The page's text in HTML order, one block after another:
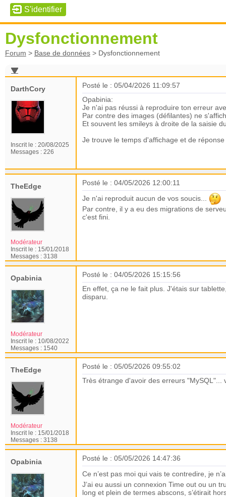
Dysfonctionnement
Forum > Base de données> Dysfonctionnement
DarthCory
Inscrit le : 20/08/2025
Messages : 226
Posté le : 05/04/2026 11:09:57
Opabinia:
Je n'ai pas réussi à reproduire ton erreur
Par contre des images (défilantes) ne
Et souvent les smileys à droite de la saisie
Je trouve le temps d'affichage et de
TheEdge
Modérateur
Inscrit le : 15/01/2018
Messages : 3138
Posté le : 04/05/2026 12:00:11
Je n'ai reproduit aucun de vos soucis...
Par contre, il y a eu des migrations de
c'est fini.
Opabinia
Modérateur
Inscrit le : 10/08/2022
Messages : 1540
Posté le : 04/05/2026 15:15:56
En effet, ça ne le fait plus. J'étais sur
disparu.
TheEdge
Modérateur
Inscrit le : 15/01/2018
Messages : 3138
Posté le : 05/05/2026 09:55:02
Très étrange d'avoir des erreurs "MySQL"...
Opabinia
Posté le : 05/05/2026 14:47:36
Ce n’est pas moi qui vais te contredire, je
J’ai eu aussi un connexion Time out ou un
long et plein de termes abscons, s’étirait